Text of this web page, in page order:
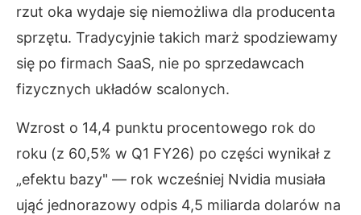
rzut oka wydaje się niemożliwa dla producenta
sprzętu. Tradycyjnie takich marż spodziewamy
się po firmach SaaS, nie po sprzedawcach
fizycznych układów scalonych.
Wzrost o 14,4 punktu procentowego rok do
roku (z 60,5% w Q1 FY26) po części wynikał z
„efektu bazy" — rok wcześniej Nvidia musiała
ująć jednorazowy odpis 4,5 miliarda dolarów na